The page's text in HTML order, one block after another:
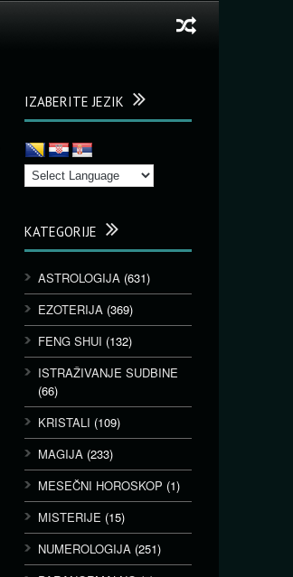
IZABERITE JEZIK
KATEGORIJE
ASTROLOGIJA (631)
EZOTERIJA (369)
FENG SHUI (132)
ISTRAŽIVANJE SUDBINE
(66)
KRISTALI (109)
MAGIJA (233)
MESEČNI HOROSKOP (1)
MISTERIJE (15)
NUMEROLOGIJA (251)